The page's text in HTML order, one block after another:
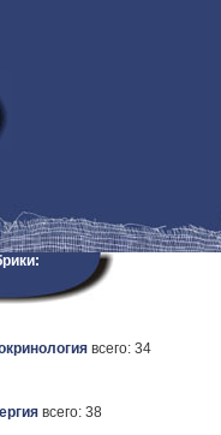
всего: 34
всего: 38